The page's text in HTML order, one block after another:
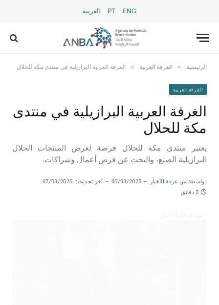
PT ENG العربية
الرئيسية » الغرفة العربية » الغرفة العربية البرازيلية في منتدى مكة للحلال
الغرفة العربية
الغرفة العربية البرازيلية في منتدى
مكة للحلال
يعتبر منتدى مكة للحلال فرصة لعرض المنتجات الحلال
البرازيلية الصنع، والبحث عن فرص أعمال وشراكات.
بواسطة من غرفة الأخبار 05/03/2025 آخر تحديث: 07/03/2025
2 دقائق